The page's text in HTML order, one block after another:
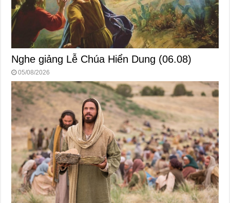
Nghe giảng Lễ Chúa Hiển Dung (06.08)
05/08/2026